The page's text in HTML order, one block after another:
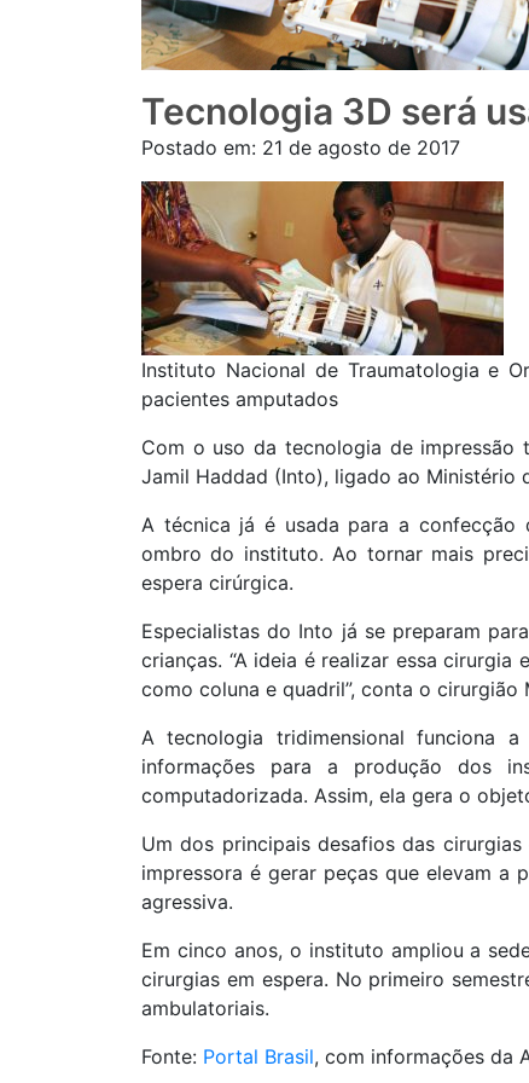
Tecnologia 3D será
Postado em: 21 de agosto de 2017
Instituto Nacional de Traumatologia e
pacientes amputados
Com o uso da tecnologia de impressão
Jamil Haddad (Into), ligado ao Ministério
A técnica já é usada para a confecção
ombro do instituto. Ao tornar mais
espera cirúrgica.
Especialistas do Into já se preparam
crianças. “A ideia é realizar essa
como coluna e quadril”, conta o
A tecnologia tridimensional funciona
informações para a produção dos
computadorizada. Assim, ela gera o
Um dos principais desafios das
impressora é gerar peças que elevam a
agressiva.
Em cinco anos, o instituto ampliou a
cirurgias em espera. No primeiro
ambulatoriais.
Fonte: Portal Brasil, com informações da